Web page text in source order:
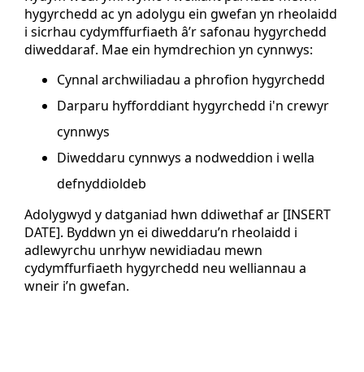
hygyrchedd ac yn adolygu ein gwefan yn rheolaidd
i sicrhau cydymffurfiaeth â’r safonau hygyrchedd
diweddaraf. Mae ein hymdrechion yn cynnwys:
Cynnal archwiliadau a phrofion hygyrchedd
Darparu hyfforddiant hygyrchedd i'n crewyr
cynnwys
Diweddaru cynnwys a nodweddion i wella
defnyddioldeb
Adolygwyd y datganiad hwn ddiwethaf ar [INSERT
DATE]. Byddwn yn ei diweddaru’n rheolaidd i
adlewyrchu unrhyw newidiadau mewn
cydymffurfiaeth hygyrchedd neu welliannau a
wneir i’n gwefan.